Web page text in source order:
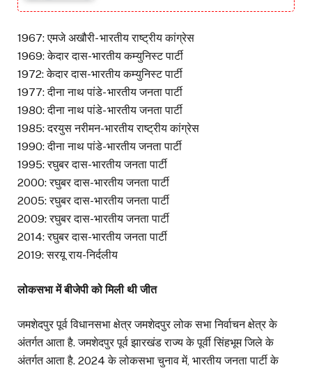
1967: एमजे अखौरी- भारतीय राष्ट्रीय कांग्रेस
1969: केदार दास-भारतीय कम्युनिस्ट पार्टी
1972: केदार दास-भारतीय कम्युनिस्ट पार्टी
1977: दीना नाथ पांडे- भारतीय जनता पार्टी
1980: दीना नाथ पांडे- भारतीय जनता पार्टी
1985: दरयुस नरीमन-भारतीय राष्ट्रीय कांग्रेस
1990: दीना नाथ पांडे-भारतीय जनता पार्टी
1995: रघुबर दास-भारतीय जनता पार्टी
2000: रघुबर दास-भारतीय जनता पार्टी
2005: रघुबर दास-भारतीय जनता पार्टी
2009: रघुबर दास-भारतीय जनता पार्टी
2014: रघुबर दास-भारतीय जनता पार्टी
2019: सरयू राय-निर्दलीय
लोकसभा में बीजेपी को मिली थी जीत
जमशेदपुर पूर्व विधानसभा क्षेत्र जमशेदपुर लोक सभा निर्वाचन क्षेत्र के
अंतर्गत आता है. जमशेदपुर पूर्व झारखंड राज्य के पूर्वी सिंहभूम जिले के
अंतर्गत आता है. 2024 के लोकसभा चुनाव में, भारतीय जनता पार्टी के